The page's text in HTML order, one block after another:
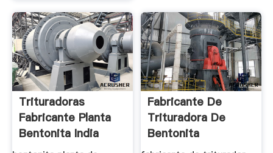
Trituradoras
Fabricante Planta
Bentonita India
Fabricante De
Trituradora De
Bentonita